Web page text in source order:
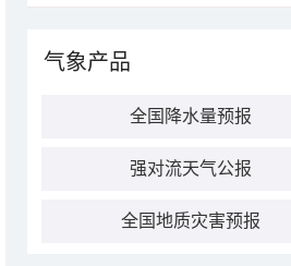
气象产品
全国降水量预报
强对流天气公报
全国地质灾害预报